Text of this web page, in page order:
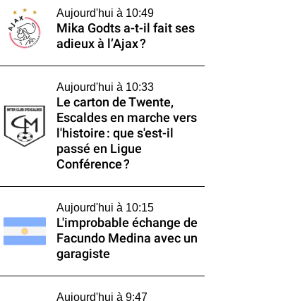
Aujourd'hui à 10:49
Mika Godts a-t-il fait ses
adieux à l’Ajax ?
Aujourd'hui à 10:33
Le carton de Twente,
Escaldes en marche vers
l'histoire : que s'est-il
passé en Ligue
Conférence ?
Aujourd'hui à 10:15
L'improbable échange de
Facundo Medina avec un
garagiste
Aujourd'hui à 9:47